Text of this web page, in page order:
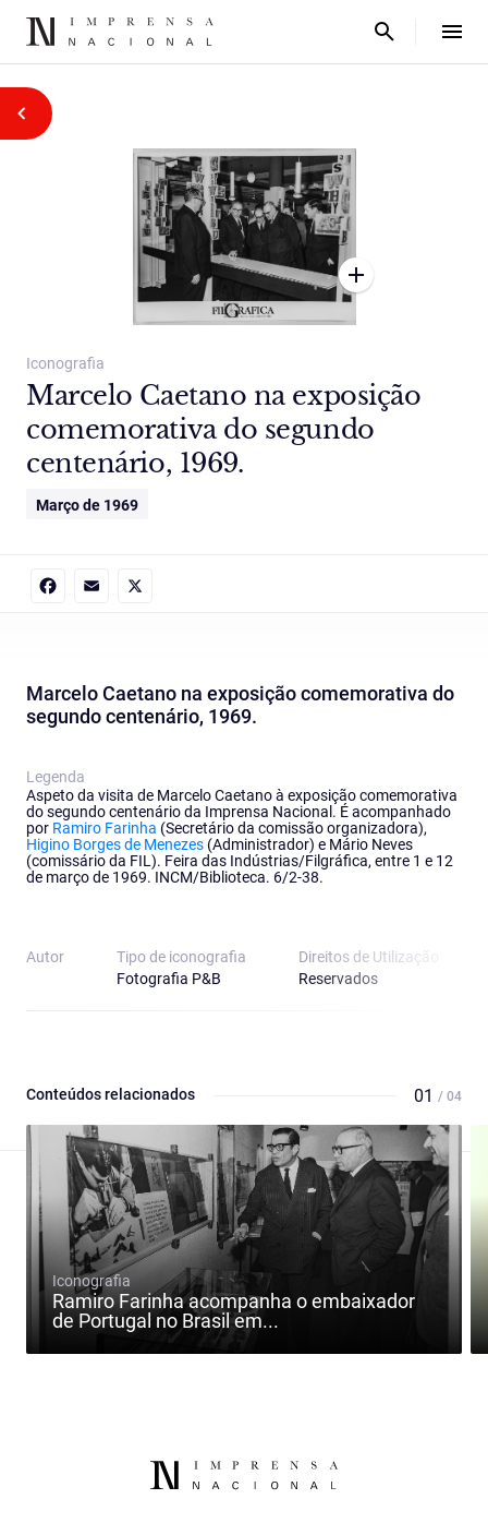
Iconografia
Marcelo Caetano na exposição
comemorativa do segundo
centenário, 1969.
Março de 1969
Marcelo Caetano na exposição comemorativa do
segundo centenário, 1969.
Legenda
Aspeto da visita de Marcelo Caetano à exposição comemorativa
do segundo centenário da Imprensa Nacional. É acompanhado
por Ramiro Farinha (Secretário da comissão organizadora),
Higino Borges de Menezes (Administrador) e Mário Neves
(comissário da FIL). Feira das Indústrias/Filgráfica, entre 1 e 12
de março de 1969. INCM/Biblioteca. 6/2-38.
Autor
Tipo de iconografia
Fotografia P&B
Direitos de Utilização
Reservados
Conteúdos relacionados 01 / 04
Iconografia
Ramiro Farinha acompanha o embaixador
de Portugal no Brasil em...